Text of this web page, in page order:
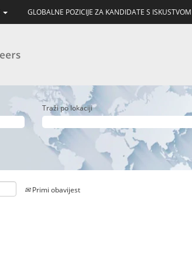
GLOBALNE POZICIJE ZA KANDIDATE S ISKUSTVOM
Traži po lokaciji
Primi obavijest